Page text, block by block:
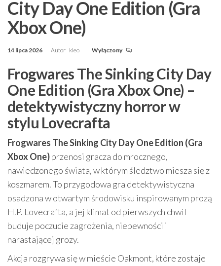
City Day One Edition (Gra
Xbox One)
14 lipca 2026 Autor kleo Wyłączony
Frogwares The Sinking City Day
One Edition (Gra Xbox One) –
detektywistyczny horror w
stylu Lovecrafta
Frogwares The Sinking City Day One Edition (Gra
Xbox One)przenosi gracza do mrocznego,
nawiedzonego świata, w którym śledztwo miesza się z
koszmarem. To przygodowa gra detektywistyczna
osadzona w otwartym środowisku inspirowanym prozą
H.P. Lovecrafta, a jej klimat od pierwszych chwil
buduje poczucie zagrożenia, niepewności i
narastającej grozy.
Akcja rozgrywa się w mieście Oakmont, które zostaje